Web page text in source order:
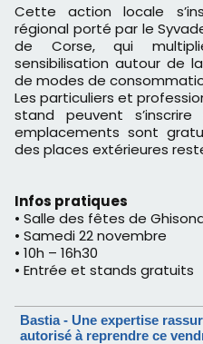
Cette action locale
régional porté par le
de Corse, qui
sensibilisation autour de
de modes de
Les particuliers et
stand peuvent
emplacements sont
des places extérieures
Infos pratiques
• Salle des fêtes de
• Samedi 22 novembre
• 10h – 16h30
• Entrée et stands gratuits
Bastia - Une expertise
autorisé à reprendre ce